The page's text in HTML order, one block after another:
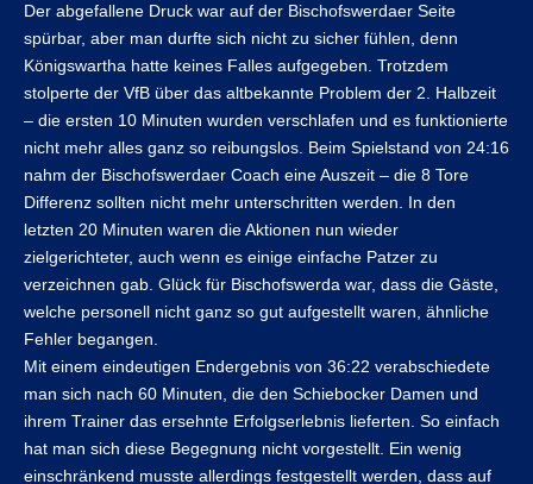
Der abgefallene Druck war auf der Bischofswerdaer Seite
spürbar, aber man durfte sich nicht zu sicher fühlen, denn
Königswartha hatte keines Falles aufgegeben. Trotzdem
stolperte der VfB über das altbekannte Problem der 2. Halbzeit
– die ersten 10 Minuten wurden verschlafen und es funktionierte
nicht mehr alles ganz so reibungslos. Beim Spielstand von 24:16
nahm der Bischofswerdaer Coach eine Auszeit – die 8 Tore
Differenz sollten nicht mehr unterschritten werden. In den
letzten 20 Minuten waren die Aktionen nun wieder
zielgerichteter, auch wenn es einige einfache Patzer zu
verzeichnen gab. Glück für Bischofswerda war, dass die Gäste,
welche personell nicht ganz so gut aufgestellt waren, ähnliche
Fehler begangen.
Mit einem eindeutigen Endergebnis von 36:22 verabschiedete
man sich nach 60 Minuten, die den Schiebocker Damen und
ihrem Trainer das ersehnte Erfolgserlebnis lieferten. So einfach
hat man sich diese Begegnung nicht vorgestellt. Ein wenig
einschränkend musste allerdings festgestellt werden, dass auf